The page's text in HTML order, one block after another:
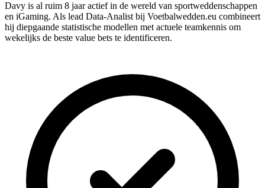
Davy is al ruim 8 jaar actief in de wereld van sportweddenschappen
en iGaming. Als lead Data-Analist bij Voetbalwedden.eu combineert
hij diepgaande statistische modellen met actuele teamkennis om
wekelijks de beste value bets te identificeren.